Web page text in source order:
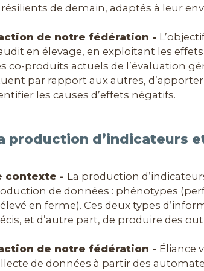
de demain, adaptés à leur
de notre fédération -
en élevage, en exploitant les
co-produits actuels de l’évaluation
par rapport aux autres,
les causes d’effets négatifs.
production d’indicateurs
contexte - La production
de données : phénotypes
en ferme). Ces deux types
et d’autre part, de produire des
de notre fédération - Éliance
de données à partir des